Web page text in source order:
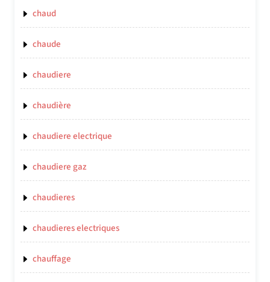
chaud
chaude
chaudiere
chaudière
chaudiere electrique
chaudiere gaz
chaudieres
chaudieres electriques
chauffage